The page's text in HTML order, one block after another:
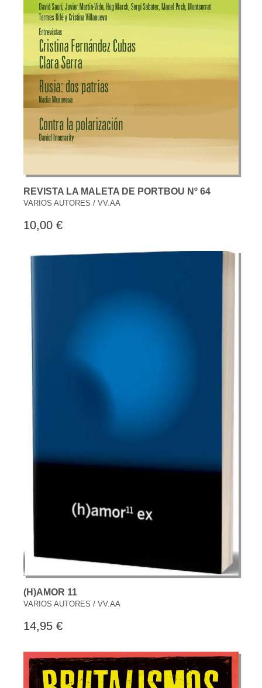
REVISTA LA MALETA DE PORTBOU Nº 64
VARIOS AUTORES / VV.AA
10,00 €
(H)AMOR 11
VARIOS AUTORES / VV.AA
14,95 €